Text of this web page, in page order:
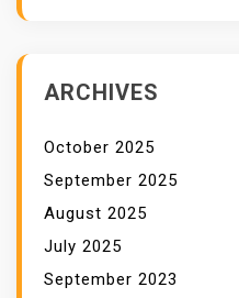
ARCHIVES
October 2025
September 2025
August 2025
July 2025
September 2023